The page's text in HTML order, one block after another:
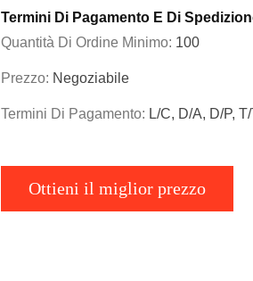
Termini Di Pagamento E Di
Quantità Di Ordine Minimo: 100
Prezzo: Negoziabile
Termini Di Pagamento: L/C, D/A, D/P,
Ottieni il miglior prezzo